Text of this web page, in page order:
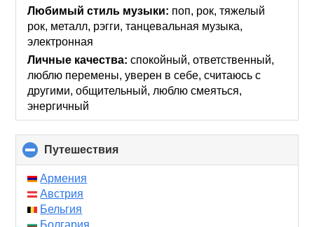
collapse
contents
Любимый стиль музыки: поп, рок, тяжелый
рок, металл, рэгги, танцевальная музыка,
электронная
Личные качества: спокойный, ответственный,
люблю перемены, уверен в себе, считаюсь с
другими, общительный, люблю смеяться,
энергичный
Путешествия
to
Армения
Австрия
Бельгия